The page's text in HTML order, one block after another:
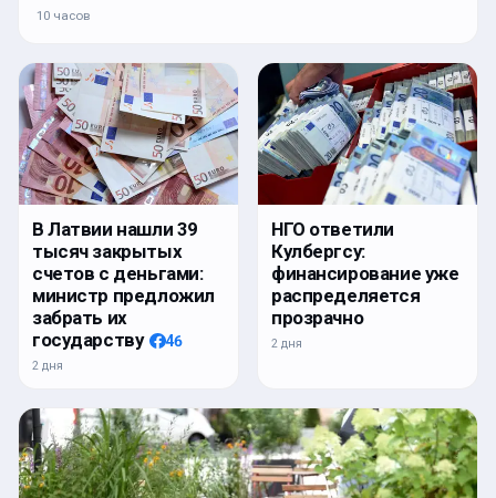
10 часов
В Латвии нашли 39
тысяч закрытых
счетов с деньгами:
министр предложил
забрать их
государству
46
2 дня
НГО ответили
Кулбергсу:
финансирование уже
распределяется
прозрачно
2 дня